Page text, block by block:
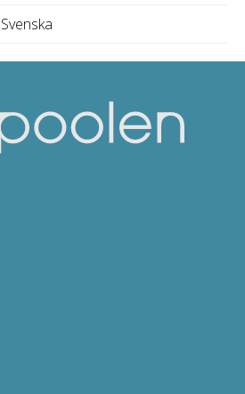
Svenska